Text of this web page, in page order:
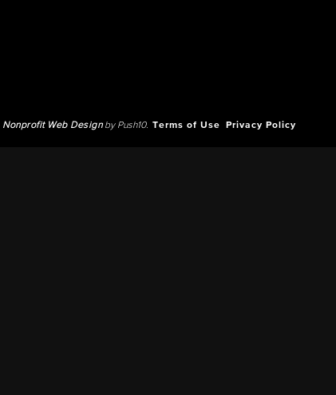
Nonprofit Web Designby Push10. Terms of Use Privacy Policy